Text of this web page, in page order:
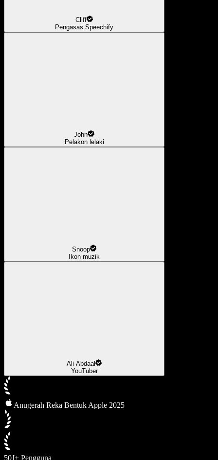
Cliff
Pengasas Speechify
John
Pelakon lelaki
Snoop
Ikon muzik
Ali Abdaal
YouTuber
Anugerah Reka Bentuk Apple 2025
50J+ Pengguna